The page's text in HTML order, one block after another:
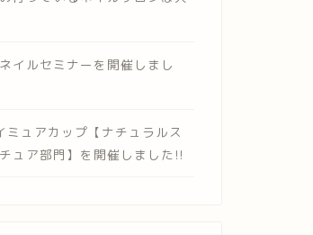
イルセミナーを開催しまし
ミュアカップ【ナチュラルス
ュア部門】を開催しました!!